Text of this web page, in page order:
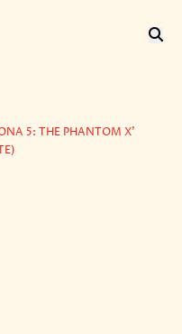
5: THE PHANTOM X'